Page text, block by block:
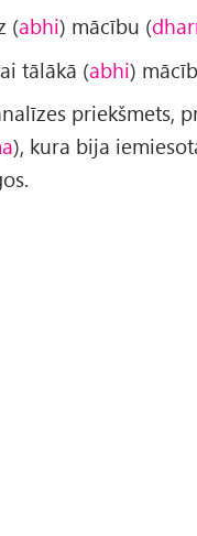
(abhi) mācību (
tālākā (abhi)
priekšmets,
), kura bija